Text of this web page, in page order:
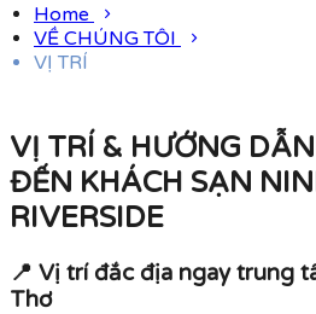
Home
VỀ CHÚNG TÔI
VỊ TRÍ
VỊ TRÍ & HƯỚNG
ĐẾN KHÁCH SẠN
RIVERSIDE
📍 Vị trí đắc địa ngay trung
Thơ